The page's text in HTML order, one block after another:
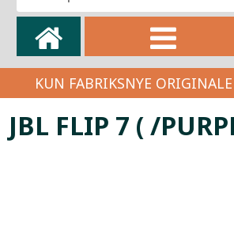
KUN FABRIKSNYE
JBL FLIP 7 ( /